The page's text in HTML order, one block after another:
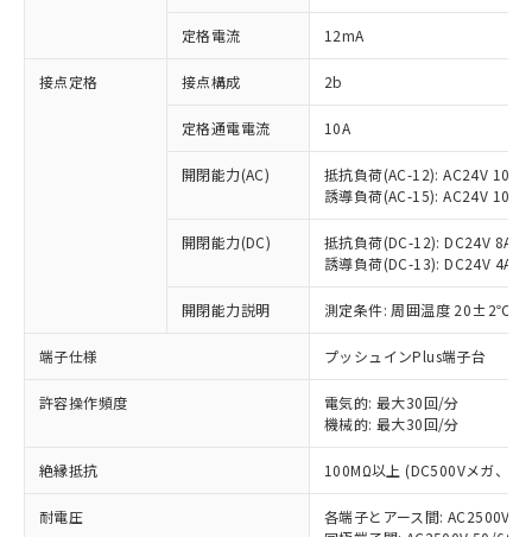
定格電流 12mA
接点定格 接点構成 2b
定格通電電流 10A
開閉能力(AC)
抵抗負荷(AC-12): AC24V 10A/
誘導負荷(AC-15): AC24V
開閉能力(DC)
抵抗負荷(DC-12): DC24V 8A/
誘導負荷(DC-13): DC24V 4A/
開閉能力説明 測定条件: 周囲温度 20±2℃、
端子仕様 プッシュインPlus端子台
許容操作頻度
電気的: 最大30回/分
機械的: 最大30回/分
絶縁抵抗 100MΩ以上 (DC500Vメガ、点
耐電圧
各端子とアース間: AC2500V
ご利用条件
以下の条件をお読みいただき、同意のうえ
本サービスは、当社制御機器事業取扱
商品の当社在庫状況および標準価格
(税抜)を提供させていただくもので
当社制御機器事業取扱商品の中には、
本サービスの対象外となる商品もある
ことをご了承ください。
在庫状況および標準価格照会結果は、
記載している更新日時点での社内デー
タに基づき作成されるものであり、閲
準価格とは異なる場合があることをご
対応済み：EU RoHS指令（10物質）の
非含有に対応した製品が提供可能な商品で
対応予定：EU RoHS指令（10物質）の非含
有に対応した製品に切り替える予定のある
対応予定なし：EU RoHS指令（10物質）の
非含有に非対応の商品で、対応品を出す予
調査・確認中：EU RoHS指令（10物質）の
非含有の対応状況を調査中または確認中の
非該当品：ライセンス料など無形物で、有
害物質有無と関係のない商品です。
仕入先様の事情により、非含有部品として
いたものが、含有品と判明した場合などや
むを得ず変更することがあります。
*EU RoHS指令（10物質）：
鉛(Pb) 1000ppm以下、 水銀(Hg) 1000ppm以下、 カド
六価クロム(Cr(Ⅵ)) 1000ppm以下、ポリ臭化ビフェニル
「○」：最大均質材料含有率が中国RoHSの
基準値以下であることを示します。
「×」：最大均質材料含有率が中国RoHSの
基準値を超えていることを示します。
「－」：未確認です。当社販売部門へお問
当社は、これら貴社製品のうち、外国
為替および外国貿易法に定める商品
（以下｢規制貨物等」という）を輸出
または国外への提供する場合は、日本
国政府の輸出許可(または役務取引許
可)を取得するなどの必要な手続きを